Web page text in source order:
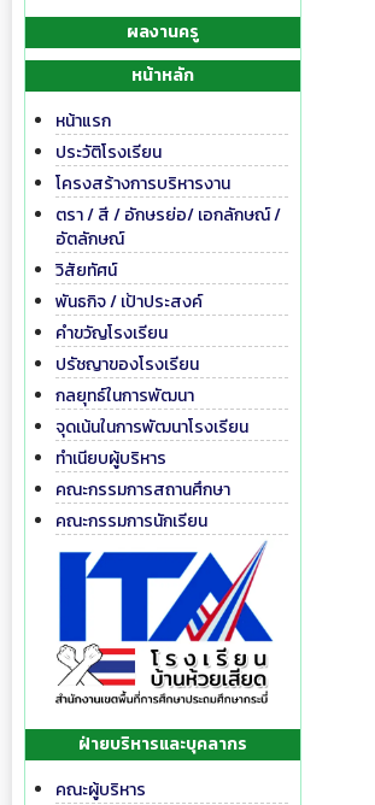
ผลงานครู
หน้าหลัก
หน้าแรก
ประวัติโรงเรียน
โครงสร้างการบริหารงาน
ตรา / สี / อักษรย่อ/ เอกลักษณ์ /
อัตลักษณ์
วิสัยทัศน์
พันธกิจ / เป้าประสงค์
คำขวัญโรงเรียน
ปรัชญาของโรงเรียน
กลยุทธ์ในการพัฒนา
จุดเน้นในการพัฒนาโรงเรียน
ทำเนียบผู้บริหาร
คณะกรรมการสถานศึกษา
คณะกรรมการนักเรียน
ฝ่ายบริหารและบุคลากร
คณะผู้บริหาร